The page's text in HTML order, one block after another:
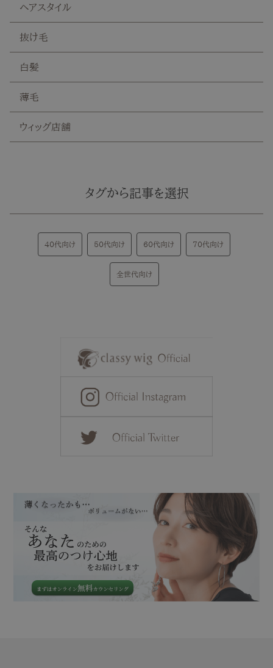
ヘアスタイル
抜け毛
白髪
薄毛
ウィッグ店舗
タグから記事を選択
40代向け 50代向け 60代向け 70代向け
全世代向け